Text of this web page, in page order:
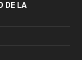
DE LA